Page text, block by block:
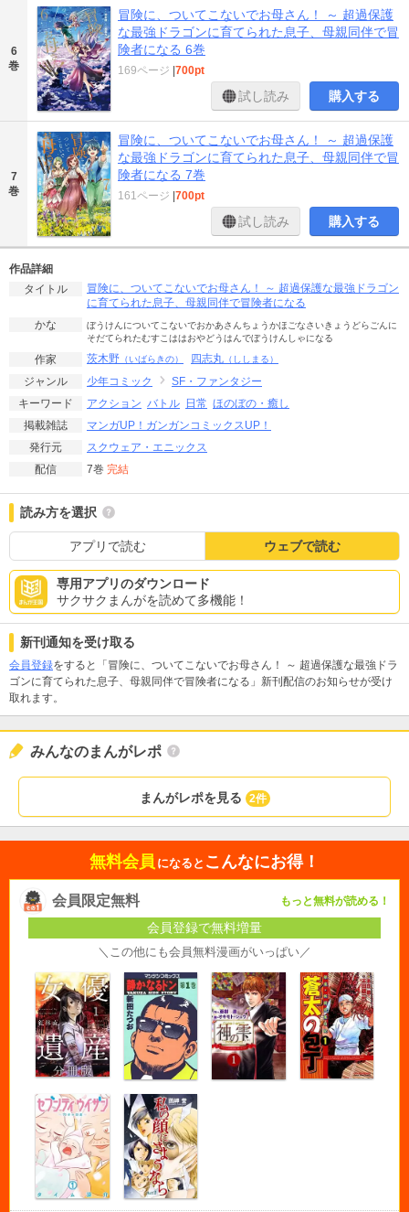
6
巻
冒険に、ついてこないでお母さん！ ～ 超過保護
な最強ドラゴンに育てられた息子、母親同伴で冒
険者になる 6巻
169ページ 700pt
試し読み 購入する
7
巻
冒険に、ついてこないでお母さん！ ～ 超過保護
な最強ドラゴンに育てられた息子、母親同伴で冒
険者になる 7巻
161ページ 700pt
試し読み 購入する
作品詳細
タイトル
冒険に、ついてこないでお母さん！ ～ 超過保護な最強ドラゴン
に育てられた息子、母親同伴で冒険者になる
かな
ぼうけんについてこないでおかあさんちょうかほごなさいきょうどらごんに
そだてられたむすこははおやどうはんでぼうけんしゃになる
作家 茨木野 （いばらきの） 四志丸 （ししまる）
ジャンル 少年コミック
SF・ファンタジー
キーワード
アクション バトル 日常 ほのぼの・癒し
掲載雑誌
マンガUP！ ガンガンコミックスUP！
発行元
スクウェア・エニックス
配信
7巻 完結
読み方を選択
アプリで読む ウェブで読む
専用アプリのダウンロード
サクサクまんがを読めて多機能！
新刊通知を受け取る
会員登録をすると「冒険に、ついてこないでお母さん！ ～ 超過保護な最強ドラ
ゴンに育てられた息子、母親同伴で冒険者になる」新刊配信のお知らせが受け
取れます。
みんなのまんがレポ
まんがレポを見る 2件
無料会員 になると こんなにお得！
会員限定無料 もっと無料が読める！
会員登録で無料増量
＼この他にも会員無料漫画がいっぱい／